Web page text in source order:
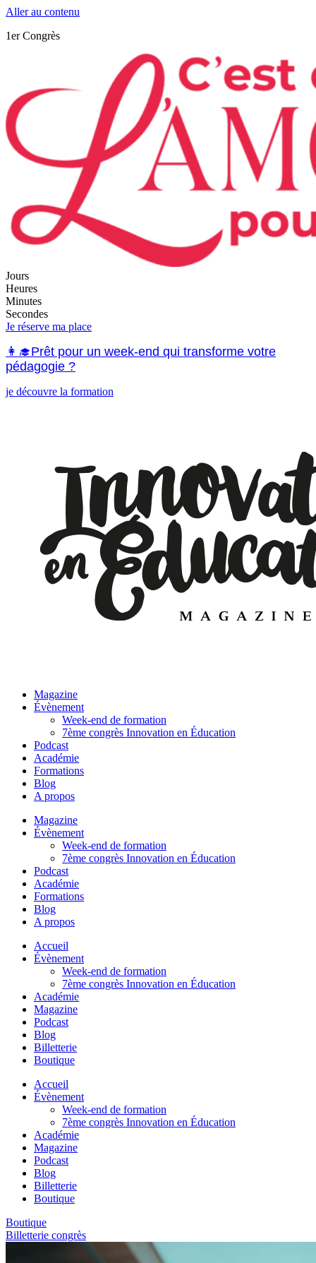
Aller au contenu
1er Congrès
Jours
Heures
Minutes
Secondes
Je réserve ma place
👩‍🎓Prêt pour un week-end qui transforme votre
pédagogie ?
je découvre la formation
Magazine
Évènement
Week-end de formation
7ème congrès Innovation en Éducation
Podcast
Académie
Formations
Blog
A propos
Magazine
Évènement
Week-end de formation
7ème congrès Innovation en Éducation
Podcast
Académie
Formations
Blog
A propos
Accueil
Évènement
Week-end de formation
7ème congrès Innovation en Éducation
Académie
Magazine
Podcast
Blog
Billetterie
Boutique
Accueil
Évènement
Week-end de formation
7ème congrès Innovation en Éducation
Académie
Magazine
Podcast
Blog
Billetterie
Boutique
Boutique
Billetterie congrès